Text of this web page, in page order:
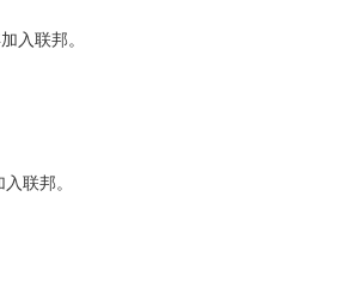
入联邦。
联邦。